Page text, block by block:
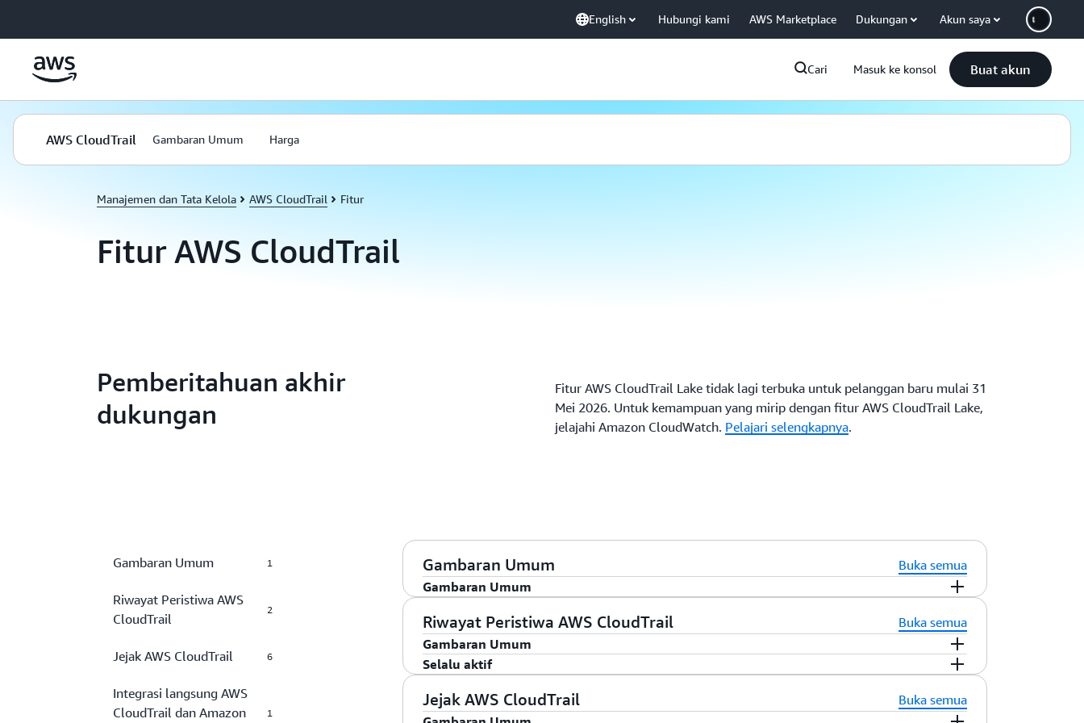
English Hubungi kami AWS Marketplace Dukungan Akun saya
Cari Masuk ke konsol Buat akun
AWS CloudTrail Gambaran Umum Harga
Manajemen dan Tata Kelola AWS CloudTrail Fitur
Fitur AWS CloudTrail
Pemberitahuan akhir
dukungan
Fitur AWS CloudTrail Lake tidak lagi terbuka untuk pelanggan baru mulai 31
Mei 2026. Untuk kemampuan yang mirip dengan fitur AWS CloudTrail Lake,
jelajahi Amazon CloudWatch. Pelajari selengkapnya.
Gambaran Umum 1
Riwayat Peristiwa AWS
CloudTrail
2
Jejak AWS CloudTrail 6
Integrasi langsung AWS
CloudTrail dan Amazon
1
Gambaran Umum
Buka semua
Gambaran Umum
AWS CloudTrail memungkinkan audit, pemantauan keamanan, dan pemecahan masalah
operasional. CloudTrail merekam aktivitas pengguna dan panggilan API di seluruh layanan AWS
sebagai peristiwa. Peristiwa CloudTrail membantu Anda menjawab pertanyaan "Siapa
melakukan tindakan apa, di mana, dan kapan?"
CloudTrail mencatat empat kategori peristiwa:
Riwayat Peristiwa AWS CloudTrail
Buka semua
Gambaran Umum
Riwayat peristiwa menyediakan rekaman peristiwa manajemen 90 hari terakhir yang dapat
dilihat, dicari, dapat diunduh, dan tidak dapat diubah di AWS Region. Tidak ada biaya CloudTrail
untuk melihat Riwayat peristiwa.
Selalu aktif
Riwayat Peristiwa CloudTrail diaktifkan di semua akun AWS dan peristiwa manajemen rekaman
di seluruh layanan AWS tanpa perlu pengaturan manual apa pun. Dengan AWS Tingkat Gratis,
Jejak AWS CloudTrail
Buka semua